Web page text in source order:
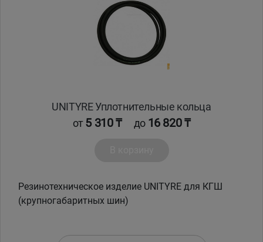
UNITYRE Уплотнительные кольца
от5 310 ₸ до 16 820 ₸
Резинотехническое изделие UNITYRE для КГШ
(крупногабаритных шин)
Павлодар
Талдыкорган